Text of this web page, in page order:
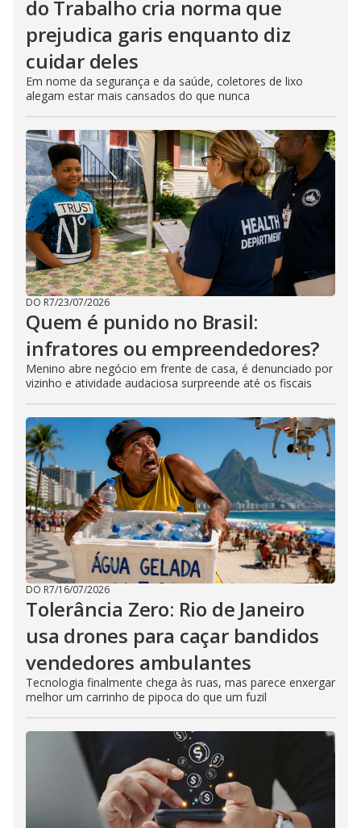
do Trabalho cria norma que
prejudica garis enquanto diz
cuidar deles
Em nome da segurança e da saúde, coletores de lixo
alegam estar mais cansados do que nunca
DO R7/23/07/2026
Quem é punido no Brasil:
infratores ou empreendedores?
Menino abre negócio em frente de casa, é denunciado por
vizinho e atividade audaciosa surpreende até os fiscais
DO R7/16/07/2026
Tolerância Zero: Rio de Janeiro
usa drones para caçar bandidos
vendedores ambulantes
Tecnologia finalmente chega às ruas, mas parece enxergar
melhor um carrinho de pipoca do que um fuzil